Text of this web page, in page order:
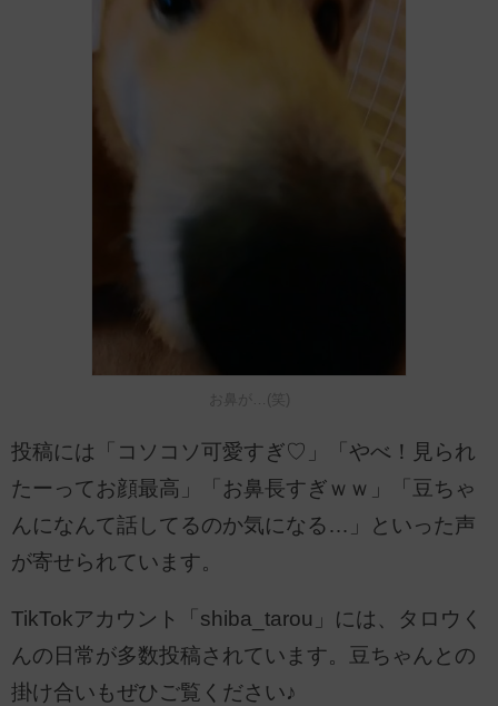
お鼻が…(笑)
投稿には「コソコソ可愛すぎ♡」「やべ！見られ
たーってお顔最高」「お鼻長すぎｗｗ」「豆ちゃ
んになんて話してるのか気になる…」といった声
が寄せられています。
TikTokアカウント「shiba_tarou」には、タロウく
んの日常が多数投稿されています。豆ちゃんとの
掛け合いもぜひご覧ください♪